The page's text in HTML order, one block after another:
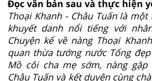
Đọc văn bản sau và thực hiện
Thoại Khanh - Châu Tuấn là
khuyết danh nổi tiếng với
Chuyện kể về nàng Thoại
quan thừa tướng nước Tống
Mồ côi cha mẹ sớm, nàng
Châu Tuấn và kết duyên cùng